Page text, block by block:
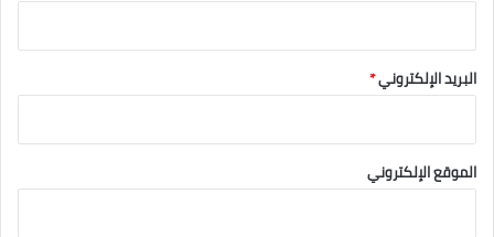
البريد الإلكتروني*
الموقع الإلكتروني